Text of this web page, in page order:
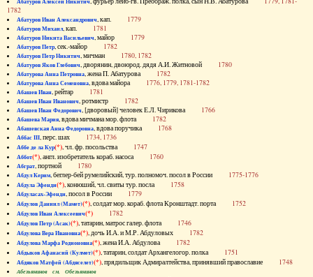
1782
Абатуров Иван Александрович, кап. 1779
Абатуров Михаил, кап. 1781
Абатуров Никита Васильевич, майор 1779
Абатуров Петр, сек.-майор 1782
Абатуров Петр Никитич, мичман 1780, 1782
Абатуров Яков Глебович, дворянин, двоюрод. дядя А.И. Житновой 1780
Абатурова Анна Петровна, жена П. Абатурова 1782
Абатурова Анна Семеновна, вдова майора 1776, 1779, 1781-1782
Абашев Иван, рейтар 1781
Абашев Иван Иванович, ротмистр 1782
Абашев Иван Федорович, [дворовый] человек Е.Л. Чирикова 1766
Абашева Мария, вдова мичмана мор. флота 1782
Абашевская Анна Федоровна, вдова поручика 1768
Аббас III, перс. шах 1734, 1736
Аббе де ла Кур(*), чл. фр. посольства 1747
Аббот(*), англ. изобретатель кораб. насоса 1760
Абграт, портной 1780
Абдул Керим, беглер-бей румелийский, тур. полномоч. посол в России 1775-1776
Абдула Эфенди(*), конюший, чл. свиты тур. посла 1758
Абдуласах-Эфенди, посол в России 1779
Абдулов Даниил (Мамет)(*), солдат мор. кораб. флота Кронштадт. порта 1752
Абдулов Иван Алексеевич(*) 1782
Абдулов Петр (Асак)(*), татарин, матрос галер. флота 1746
Абдулова Вера Ивановна(*), дочь И.А. и М.Р. Абдуловых 1782
Абдулова Марфа Родионовна(*), жена И.А. Абдулова 1782
Абдыков Афанасий (Кулмет)(*), татарин, солдат Архангелогор. полка 1751
Абдяков Матфей (Абдяселет)(*), прядильщик Адмиралтейства, принявший православие 1748
Абезьянинов см. Обезьянинов